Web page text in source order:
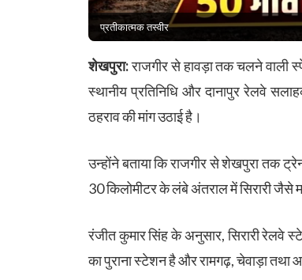
प्रतीकात्मक तस्वीर
शेखपुरा:राजगीर से हावड़ा तक चलने वाली
स्थानीय प्रतिनिधि और दानापुर रेलवे
ठहराव की मांग उठाई है।
उन्होंने बताया कि राजगीर से शेखपुरा तक
30 किलोमीटर के लंबे अंतराल में सिरारी जैसे
रंजीत कुमार सिंह के अनुसार, सिरारी रेलवे
का पुराना स्टेशन है और रामगढ़, चेवाड़ा